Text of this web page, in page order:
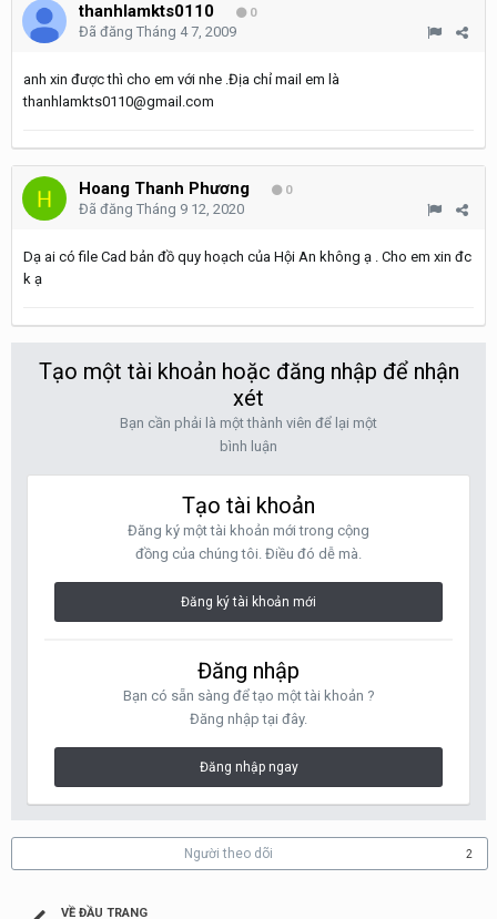
thanhlamkts0110 0
Đã đăng Tháng 4 7, 2009
anh xin được thì cho em với nhe .Địa chỉ mail em là
thanhlamkts0110@gmail.com
Hoang Thanh Phương 0
Đã đăng Tháng 9 12, 2020
Dạ ai có file Cad bản đồ quy hoạch của Hội An không ạ . Cho em xin đc
k ạ
Tạo một tài khoản hoặc đăng nhập để nhận
xét
Bạn cần phải là một thành viên để lại một
bình luận
Tạo tài khoản
Đăng ký một tài khoản mới trong cộng
đồng của chúng tôi. Điều đó dễ mà.
Đăng ký tài khoản mới
Đăng nhập
Bạn có sẵn sàng để tạo một tài khoản ?
Đăng nhập tại đây.
Đăng nhập ngay
Người theo dõi 2
VỀ ĐẦU TRANG